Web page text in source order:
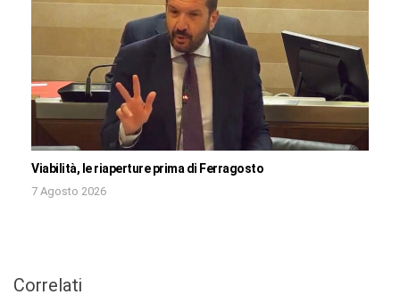
Viabilità, le riaperture prima di Ferragosto
7 Agosto 2026
Correlati